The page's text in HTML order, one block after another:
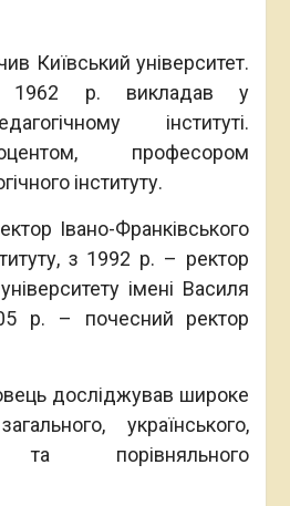
Київський університет.
1962 р. викладав у
інституті.
професором
інституту.
Івано-Франківського
з 1992 р. – ректор
імені Василя
р. – почесний ректор
досліджував широке
українського,
та порівняльного